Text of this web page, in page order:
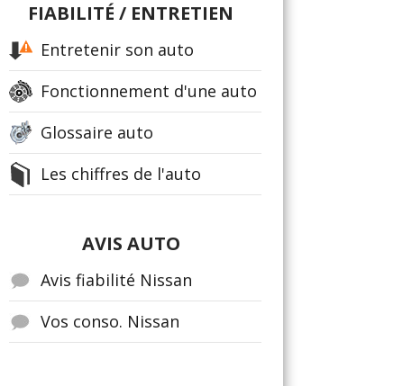
FIABILITÉ / ENTRETIEN
Entretenir son auto
Fonctionnement d'une auto
Glossaire auto
Les chiffres de l'auto
AVIS AUTO
Avis fiabilité Nissan
Vos conso. Nissan